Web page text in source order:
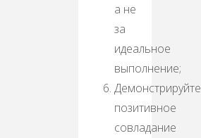
а не
за
идеальное
выполнение;
Демонстрируйте
позитивное
совладание